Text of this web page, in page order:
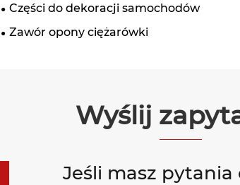
Części do dekoracji samochodów
Zawór opony ciężarówki
Wyślij
Jeśli masz